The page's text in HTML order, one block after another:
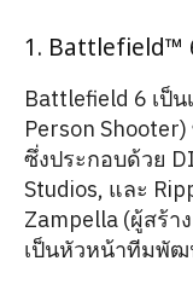
1. Battlefield™
Battlefield 6 เป็
Person
ซึ่งประกอบด้วย
Studios, และ
Zampella (ผู้สร้า
เป็นหัวหน้าทีมพัฒ